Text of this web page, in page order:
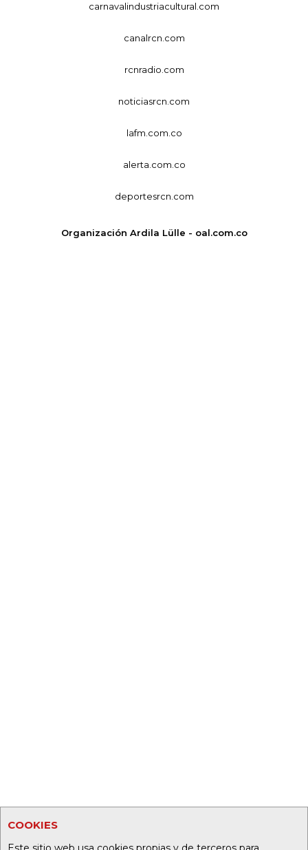
COOKIES
carnavalindustriacultural.com
canalrcn.com
rcnradio.com
noticiasrcn.com
lafm.com.co
alerta.com.co
deportesrcn.com
Organización Ardila Lülle - oal.com.co